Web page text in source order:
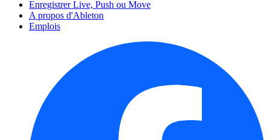
Enregistrer Live, Push ou Move
A propos d'Ableton
Emplois